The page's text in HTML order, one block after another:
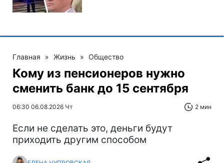
Главная » Жизнь » Общество
Кому из пенсионеров нужно
сменить банк до 15 сентября
06:30 06.08.2026 Чт 2 мин
Если не сделать это, деньги будут
приходить другим способом